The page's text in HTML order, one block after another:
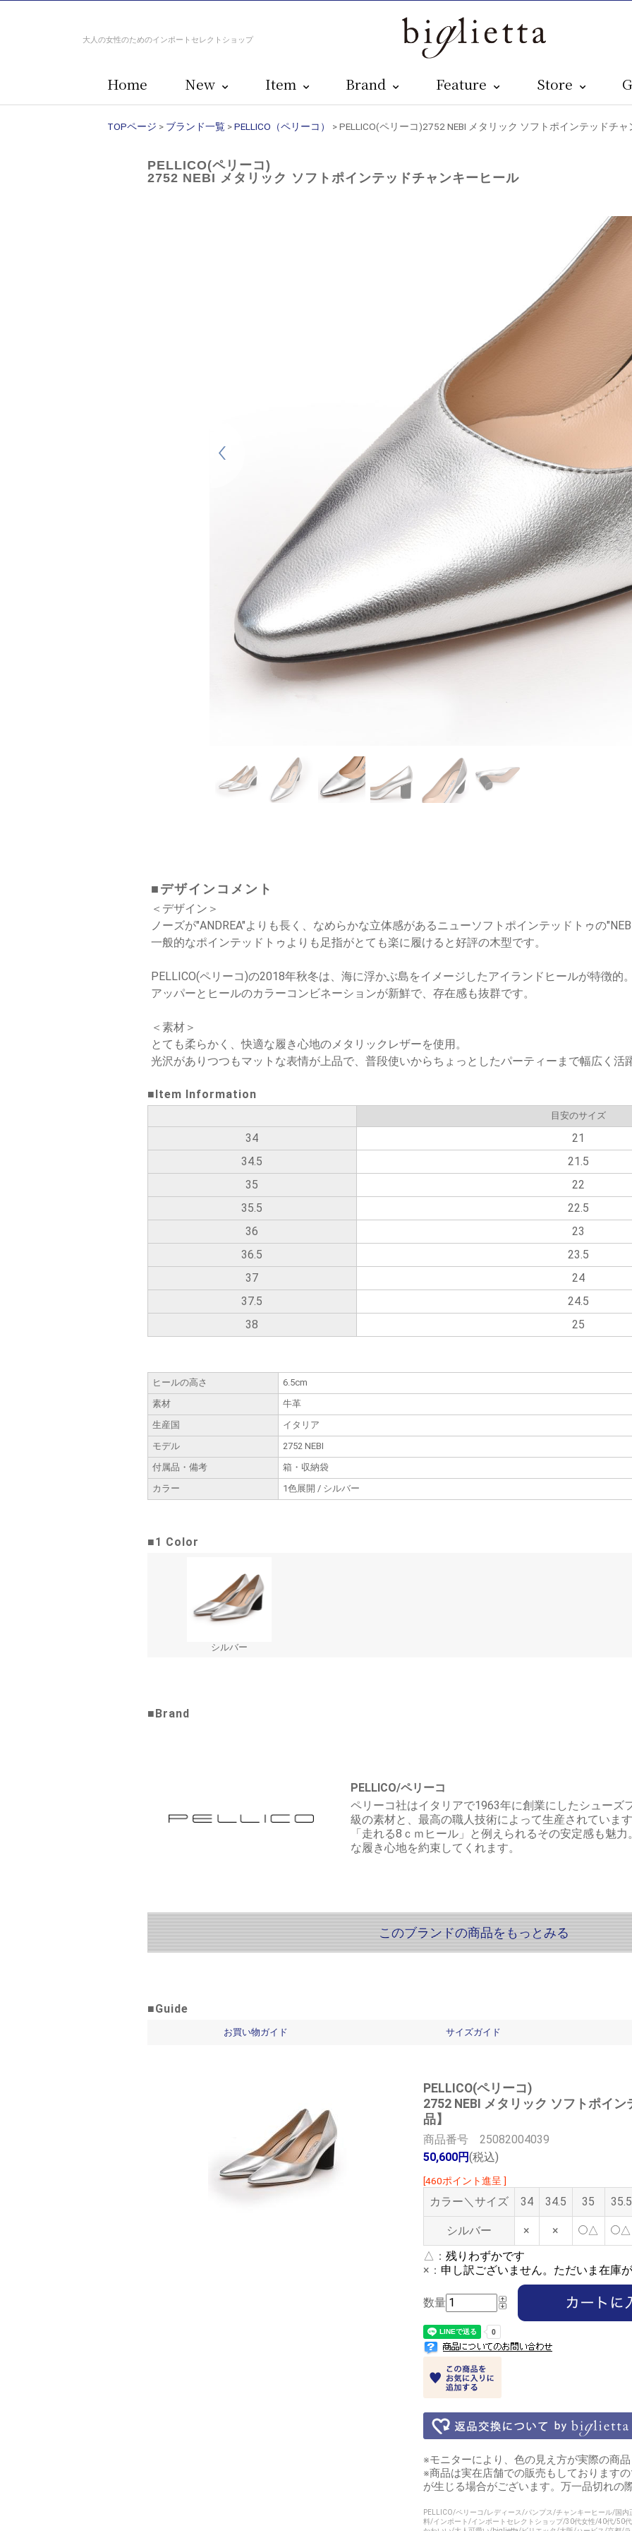
大人の女性のためのインポートセレクトショップ
Home New Item Brand Feature Store
TOPページ > ブランド一覧 >PELLICO（ペリーコ） > PELLICO(ペリーコ)2752 NEBI メタリック ソフトポインテッドチ
PELLICO(ペリーコ)
2752 NEBI メタリック ソフトポインテッドチャンキーヒール
■デザインコメント
＜デザイン＞
ノーズが"ANDREA"よりも長く、なめらかな立体感があるニューソフトポインテッドトゥの
一般的なポインテッドトゥよりも足指がとても楽に履けると好評の木型です。
PELLICO(ペリーコ)の2018年秋冬は、海に浮かぶ島をイメージしたアイランドヒールが特徴的
アッパーとヒールのカラーコンビネーションが新鮮で、存在感も抜群です。
＜素材＞
とても柔らかく、快適な履き心地のメタリックレザーを使用。
光沢がありつつもマットな表情が上品で、普段使いからちょっとしたパーティーまで幅広く活
■Item Information
目安のサイズ
34
21
34.5
21.5
35
22
35.5
22.5
36
23
36.5
23.5
37
24
37.5
24.5
38
25
ヒールの高さ
6.5cm
素材
牛革
生産国
イタリア
モデル
2752 NEBI
付属品・備考
箱・収納袋
カラー
1色展開 / シルバー
■1 Color
シルバー
■Brand
PELLICO/ペリーコ
ペリーコ社はイタリアで1963年に創業にしたシューズ
級の素材と、最高の職人技術によって生産されていま
「走れる8ｃｍヒール」と例えられるその安定感も魅
な履き心地を約束してくれます。
このブランドの商品をもっとみる
■Guide
お買い物ガイド サイズガイド
PELLICO(ペリーコ)
2752 NEBI メタリック ソフトポイ
品】
商品番号 25082004039
50,600円(税込)
[460ポイント進呈 ]
カラー＼サイズ 34 34.5 35 35.5
シルバー × × △
△
△： 残りわずかです
×： 申し訳ございません。ただいま在庫
数量
※モニターにより、色の見え方が実際の商
※商品は実在店舗での販売もしております
が生じる場合がございます。万一品切れの
PELLICO/ペリーコ/レディース/パンプス/チャンキーヒール/国
料/インポート/インポートセレクトショップ/30代女性/40代/50